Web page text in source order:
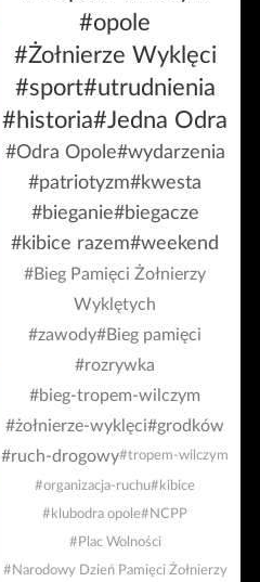
#opole
#Żołnierze Wyklęci
#sport#utrudnienia
#historia#Jedna Odra
#Odra Opole#wydarzenia
#patriotyzm#kwesta
#bieganie#biegacze
#kibice razem#weekend
#Bieg Pamięci Żołnierzy
Wyklętych
#zawody#Bieg pamięci
#rozrywka
#bieg-tropem-wilczym
#żołnierze-wyklęci#grodków
#ruch-drogowy#tropem-wilczym
#organizacja-ruchu#kibice
#klubodra opole#NCPP
#Plac Wolności
#Narodowy Dzień Pamięci Żołnierzy